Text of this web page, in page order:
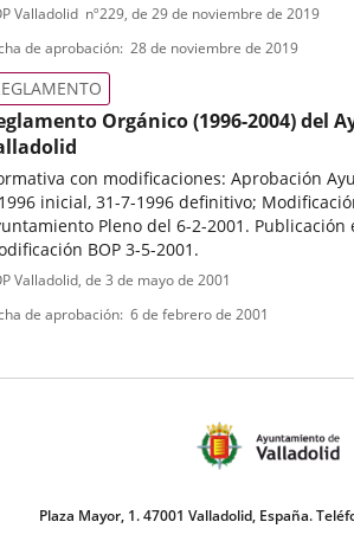
Valladolid nº229, de 29 de noviembre de 2019
de aprobación 28 de noviembre de 2019
Orgánico (1996-2004) del
con modificaciones: Aprobación
inicial, 31-7-1996 definitivo;
Pleno del 6-2-2001. Publicación
BOP 3-5-2001.
Valladolid, de 3 de mayo de 2001
de aprobación 6 de febrero de 2001
Plaza Mayor, 1. 47001 Valladolid, España.